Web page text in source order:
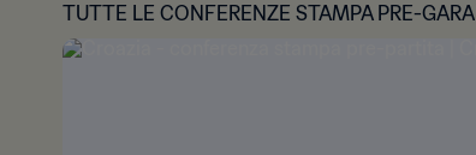
TUTTE LE CONFERENZE STAMPA PRE-GARA